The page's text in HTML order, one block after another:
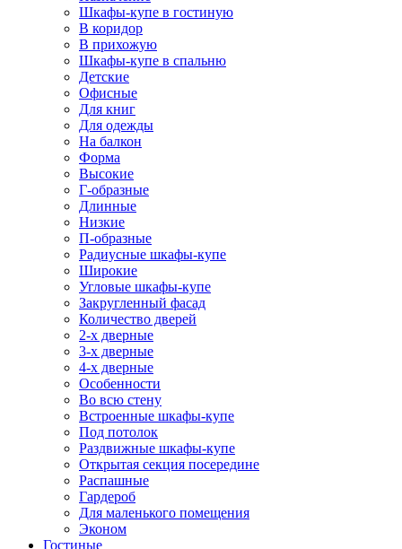
Шкафы-купе в гостиную
В коридор
В прихожую
Шкафы-купе в спальню
Детские
Офисные
Для книг
Для одежды
На балкон
Форма
Высокие
Г-образные
Длинные
Низкие
П-образные
Радиусные шкафы-купе
Широкие
Угловые шкафы-купе
Закругленный фасад
Количество дверей
2-х дверные
3-х дверные
4-х дверные
Особенности
Во всю стену
Встроенные шкафы-купе
Под потолок
Раздвижные шкафы-купе
Открытая секция посередине
Распашные
Гардероб
Для маленького помещения
Эконом
Гостиные